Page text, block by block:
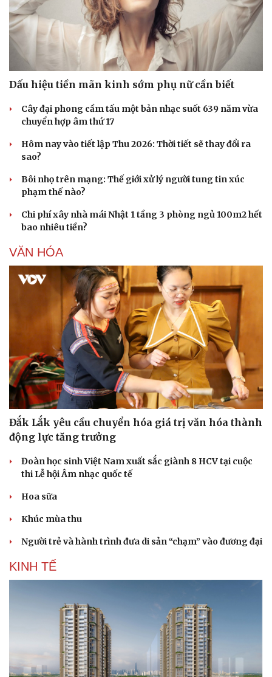
Dấu hiệu tiền mãn kinh sớm phụ nữ cần biết
Cây đại phong cầm tấu một bản nhạc suốt 639 năm vừa
chuyển hợp âm thứ 17
Hôm nay vào tiết lập Thu 2026: Thời tiết sẽ thay đổi ra
sao?
Bôi nhọ trên mạng: Thế giới xử lý người tung tin xúc
phạm thế nào?
Chi phí xây nhà mái Nhật 1 tầng 3 phòng ngủ 100m2 hết
bao nhiêu tiền?
VĂN HÓA
Đắk Lắk yêu cầu chuyển hóa giá trị văn hóa thành
động lực tăng trưởng
Đoàn học sinh Việt Nam xuất sắc giành 8 HCV tại cuộc
thi Lễ hội Âm nhạc quốc tế
Hoa sữa
Khúc mùa thu
Người trẻ và hành trình đưa di sản “chạm” vào đương đại
KINH TẾ